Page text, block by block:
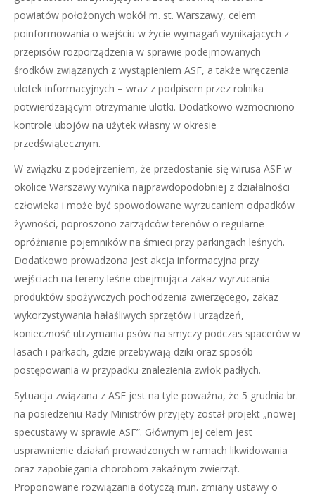
powiatów położonych wokół m. st. Warszawy, celem
poinformowania o wejściu w życie wymagań wynikających z
przepisów rozporządzenia w sprawie podejmowanych
środków związanych z wystąpieniem ASF, a także wręczenia
ulotek informacyjnych – wraz z podpisem przez rolnika
potwierdzającym otrzymanie ulotki. Dodatkowo wzmocniono
kontrole ubojów na użytek własny w okresie
przedświątecznym.
W związku z podejrzeniem, że przedostanie się wirusa ASF w
okolice Warszawy wynika najprawdopodobniej z działalności
człowieka i może być spowodowane wyrzucaniem odpadków
żywności, poproszono zarządców terenów o regularne
opróżnianie pojemników na śmieci przy parkingach leśnych.
Dodatkowo prowadzona jest akcja informacyjna przy
wejściach na tereny leśne obejmująca zakaz wyrzucania
produktów spożywczych pochodzenia zwierzęcego, zakaz
wykorzystywania hałaśliwych sprzętów i urządzeń,
konieczność utrzymania psów na smyczy podczas spacerów w
lasach i parkach, gdzie przebywają dziki oraz sposób
postępowania w przypadku znalezienia zwłok padłych.
Sytuacja związana z ASF jest na tyle poważna, że 5 grudnia br.
na posiedzeniu Rady Ministrów przyjęty został projekt „nowej
specustawy w sprawie ASF”. Głównym jej celem jest
usprawnienie działań prowadzonych w ramach likwidowania
oraz zapobiegania chorobom zakaźnym zwierząt.
Proponowane rozwiązania dotyczą m.in. zmiany ustawy o